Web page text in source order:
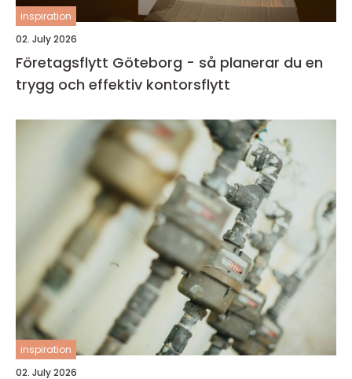
inspiration
02. July 2026
Företagsflytt Göteborg - så planerar du en
trygg och effektiv kontorsflytt
inspiration
02. July 2026